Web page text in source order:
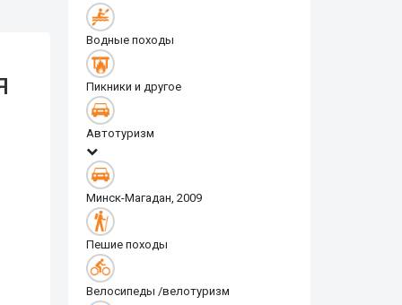
Водные походы
Пикники и другое
Автотуризм
Минск-Магадан, 2009
Пешие походы
Велосипеды /велотуризм